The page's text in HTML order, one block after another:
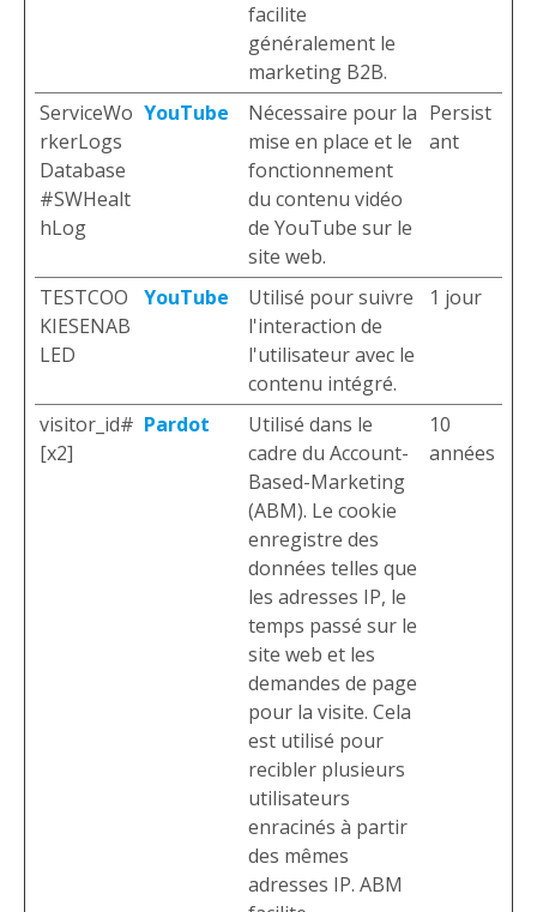
facilite
généralement le
marketing B2B.
ServiceWo
rkerLogs
Database
#SWHealt
hLog
YouTube
Nécessaire pour la
mise en place et le
fonctionnement
du contenu vidéo
de YouTube sur le
site web.
Persist
ant
TESTCOO
KIESENAB
LED
YouTube
Utilisé pour suivre
l'interaction de
l'utilisateur avec le
contenu intégré.
1 jour
visitor_id#
[x2]
Pardot
Utilisé dans le
cadre du Account-
Based-Marketing
(ABM). Le cookie
enregistre des
données telles que
les adresses IP, le
temps passé sur le
site web et les
demandes de page
pour la visite. Cela
est utilisé pour
recibler plusieurs
utilisateurs
enracinés à partir
des mêmes
adresses IP. ABM
10
années